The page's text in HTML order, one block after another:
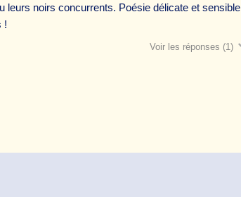
noirs concurrents. Poésie délicate et sensible
!
Voir les réponses (1)